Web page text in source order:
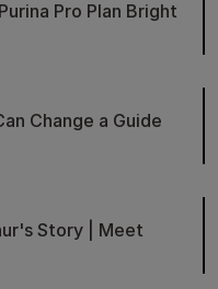
Pro Plan Bright
Change a Guide
Story | Meet